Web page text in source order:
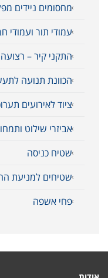
מחסומים ניידים
עמודי תור ועמודי
התקני קיר –
הכוונת תנועה
ציוד לאירועים
אביזרי שילוט
שטיח כניסה
שטיחים למניעת
פחי אשפה